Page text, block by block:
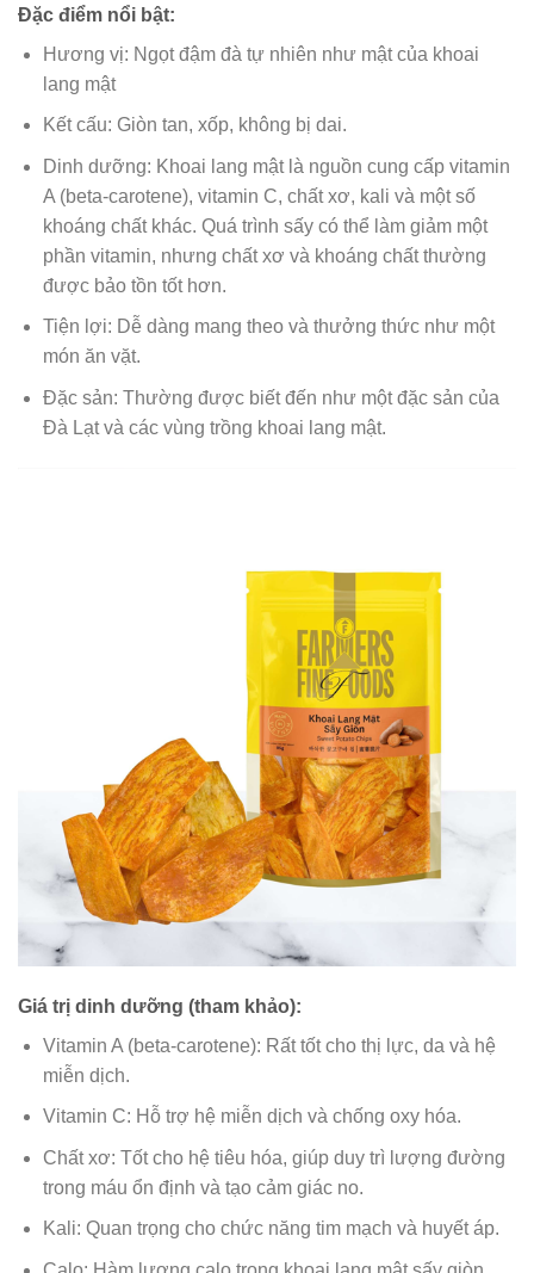
Đặc điểm nổi bật:
Hương vị: Ngọt đậm đà tự nhiên như mật của khoai
lang mật
Kết cấu: Giòn tan, xốp, không bị dai.
Dinh dưỡng: Khoai lang mật là nguồn cung cấp vitamin
A (beta-carotene), vitamin C, chất xơ, kali và một số
khoáng chất khác. Quá trình sấy có thể làm giảm một
phần vitamin, nhưng chất xơ và khoáng chất thường
được bảo tồn tốt hơn.
Tiện lợi: Dễ dàng mang theo và thưởng thức như một
món ăn vặt.
Đặc sản: Thường được biết đến như một đặc sản của
Đà Lạt và các vùng trồng khoai lang mật.
Giá trị dinh dưỡng (tham khảo):
Vitamin A (beta-carotene): Rất tốt cho thị lực, da và hệ
miễn dịch.
Vitamin C: Hỗ trợ hệ miễn dịch và chống oxy hóa.
Chất xơ: Tốt cho hệ tiêu hóa, giúp duy trì lượng đường
trong máu ổn định và tạo cảm giác no.
Kali: Quan trọng cho chức năng tim mạch và huyết áp.